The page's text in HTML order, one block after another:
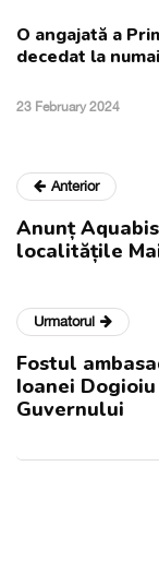
O angajată a
decedat la
23 February 2024
Anterior
Anunț
localitățile
Urmatorul
Fostul
Ioanei
Guvernului